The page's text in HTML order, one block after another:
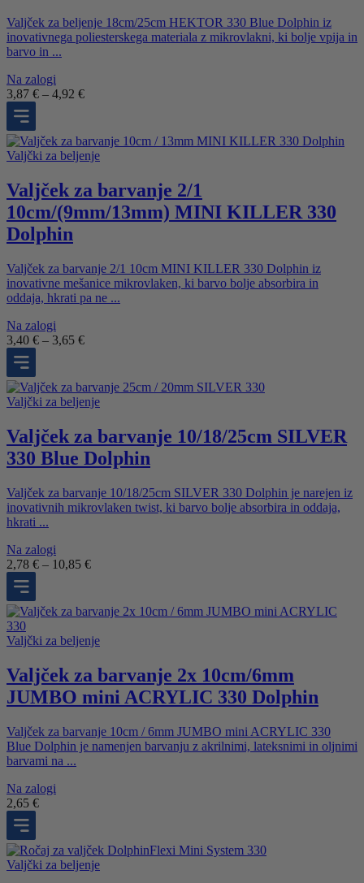
Valjček za beljenje 18cm/25cm HEKTOR 330 Blue Dolphin iz
inovativnega poliesterskega materiala z mikrovlakni, ki bolje vpija in
barvo in ...
Na zalogi
3,87 € – 4,92 €Cenovni
3,87 €
do
4,92 €
Valjčki za beljenje
Valjček za barvanje 2/1
10cm/(9mm/13mm) MINI KILLER 330
Dolphin
Valjček za barvanje 2/1 10cm MINI KILLER 330 Dolphin iz
inovativne mešanice mikrovlaken, ki barvo bolje absorbira in
oddaja, hkrati pa ne ...
Na zalogi
3,40 € – 3,65 €Cenovni
3,40 €
do
3,65 €
Valjčki za beljenje
Valjček za barvanje 10/18/25cm SILVER
330 Blue Dolphin
Valjček za barvanje 10/18/25cm SILVER 330 Dolphin je narejen iz
inovativnih mikrovlaken twist, ki barvo bolje absorbira in oddaja,
hkrati ...
Na zalogi
2,78 € – 10,85 €Cenovni
2,78 €
do
10,85 €
Valjčki za beljenje
Valjček za barvanje 2x 10cm/6mm
JUMBO mini ACRYLIC 330 Dolphin
Valjček za barvanje 10cm / 6mm JUMBO mini ACRYLIC 330
Blue Dolphin je namenjen barvanju z akrilnimi, lateksnimi in oljnimi
barvami na ...
Na zalogi
2,65 €
Valjčki za beljenje